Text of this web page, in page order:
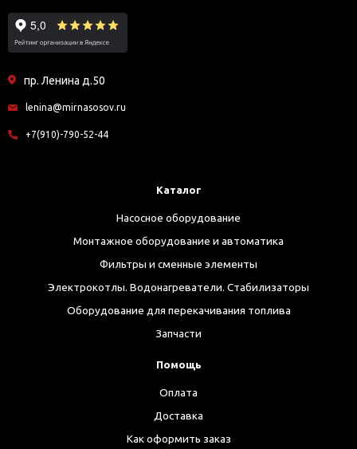
пр. Ленина д.50
lenina@mirnasosov.ru
+7(910)-790-52-44
Каталог
Насосное оборудование
Монтажное оборудование и автоматика
Фильтры и сменные элементы
Электрокотлы. Водонагреватели. Стабилизаторы
Оборудование для перекачивания топлива
Запчасти
Помощь
Оплата
Доставка
Как оформить заказ